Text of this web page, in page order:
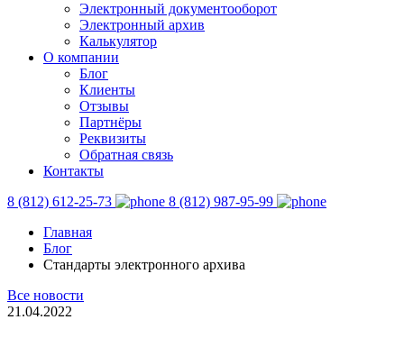
Электронный документооборот
Электронный архив
Калькулятор
О компании
Блог
Клиенты
Отзывы
Партнёры
Реквизиты
Обратная связь
Контакты
8 (812) 612-25-73
8 (812) 987-95-99
Главная
Блог
Стандарты электронного архива
Все новости
21.04.2022